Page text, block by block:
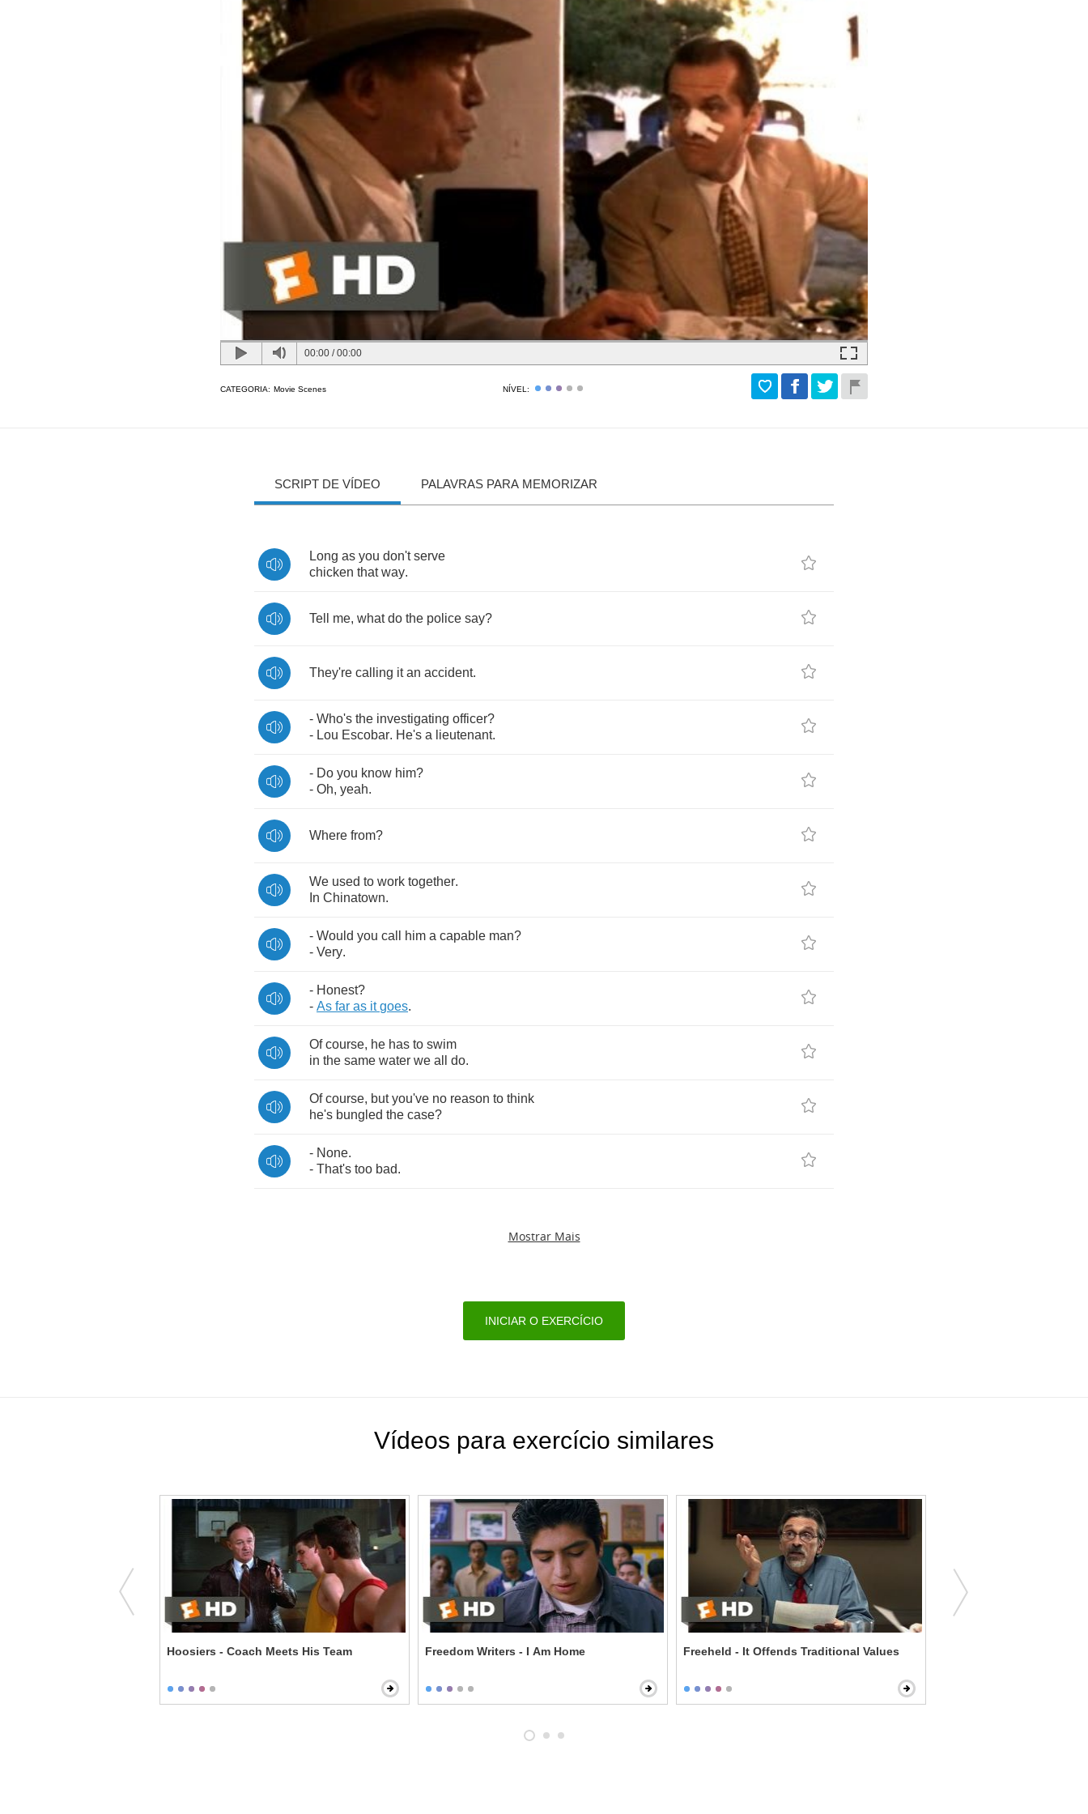
00:00 /00:00
CATEGORIA: Movie Scenes NÍVEL:
SCRIPT DE VÍDEO PALAVRAS PARA MEMORIZAR
Long as you don't serve
chicken that way.
Tell me, what do the police say?
They're calling it an accident.
- Who's the investigating officer?
- Lou Escobar. He's a lieutenant.
- Do you know him?
- Oh, yeah.
Where from?
We used to work together.
In Chinatown.
- Would you call him a capable man?
- Very.
- Honest?
- As far as it goes.
Of course, he has to swim
in the same water we all do.
Of course, but you've no reason to think
he's bungled the case?
- None.
- That's too bad.
Mostrar Mais
INICIAR O EXERCÍCIO
Vídeos para exercício similares
Hoosiers - Coach Meets His Team Freedom Writers - I Am Home Freeheld - It Offends Traditional Values